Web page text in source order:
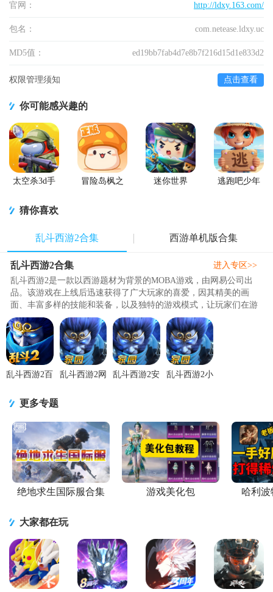
官网： http://ldxy.163.com/
包名： com.netease.ldxy.uc
MD5值： ed19bb7fab4d7e8b7f216d15d1e833d2
权限管理须知 点击查看
你可能感兴趣的
太空杀3d手
冒险岛枫之
迷你世界
逃跑吧少年
猜你喜欢
乱斗西游2合集 西游单机版合集
乱斗西游2合集
乱斗西游2是一款以西游题材为背景的MOBA游戏，由网易公司出
品。该游戏在上线后迅速获得了广大玩家的喜爱，因其精美的画
面、丰富多样的技能和装备，以及独特的游戏模式，让玩家们在游
戏中体验到了前所未有的快感和乐趣..
进入专区>>
乱斗西游2百
v1.0.159 百
乱斗西游2网
乱斗西游2安
乱斗西游2小
更多专题
绝地求生国际服合集 游戏美化包 哈利
大家都在玩